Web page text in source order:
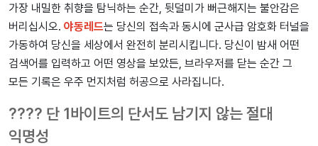
가장 내밀한 취향을 탐닉하는 순간, 뒷덜미가 뻐근해지는 불안감은
버리십시오. 야동레드는 당신의 접속과 동시에 군사급 암호화 터널을
가동하여 당신을 세상에서 완전히 분리시킵니다. 당신이 밤새 어떤
검색어를 입력하고 어떤 영상을 보았든, 브라우저를 닫는 순간 그
모든 기록은 우주 먼지처럼 허공으로 사라집니다.
???? 단 1바이트의 단서도 남기지 않는 절대
익명성